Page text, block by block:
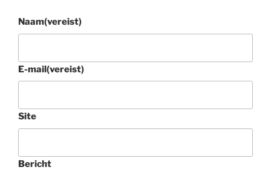
Naam(vereist)
E-mail(vereist)
Site
Bericht